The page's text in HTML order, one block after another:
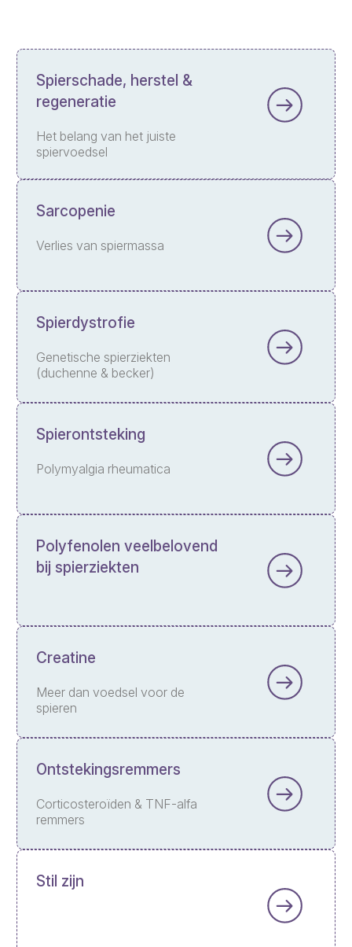
Spierschade, herstel &
regeneratie
Het belang van het juiste
spiervoedsel
Sarcopenie
Verlies van spiermassa
Spierdystrofie
Genetische spierziekten
(duchenne & becker)
Spierontsteking
Polymyalgia rheumatica
Polyfenolen veelbelovend
bij spierziekten
Creatine
Meer dan voedsel voor de
spieren
Ontstekingsremmers
Corticosteroïden & TNF-alfa
remmers
Stil zijn